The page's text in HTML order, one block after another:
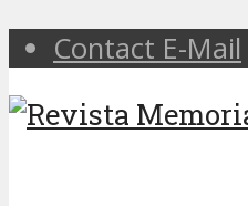
Contact E-Mail